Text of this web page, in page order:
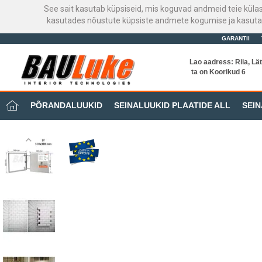
See sait kasutab küpsiseid, mis koguvad andmeid teie
kasutades nõustute küpsiste andmete kogumise ja
GARANTII
Lao aadress: Riia,
ta on Koorikud 6
PÕRANDALUUKID SEINALUUKID PLAATIDE ALL